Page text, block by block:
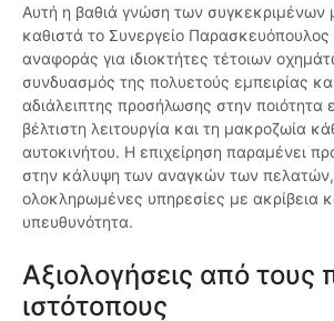
Αυτή η βαθιά γνώση των
καθιστά το Συνεργείο Παρασκευόπουλος
αναφοράς για ιδιοκτήτες τέτοιων
συνδυασμός της πολυετούς εμπειρίας
αδιάλειπτης προσήλωσης στην ποιότητα
βέλτιστη λειτουργία και τη μακροζωία
αυτοκινήτου. Η επιχείρηση παραμένει
στην κάλυψη των αναγκών των
ολοκληρωμένες υπηρεσίες με ακρίβεια
υπευθυνότητα.
Αξιολογήσεις από
ιστότοπους